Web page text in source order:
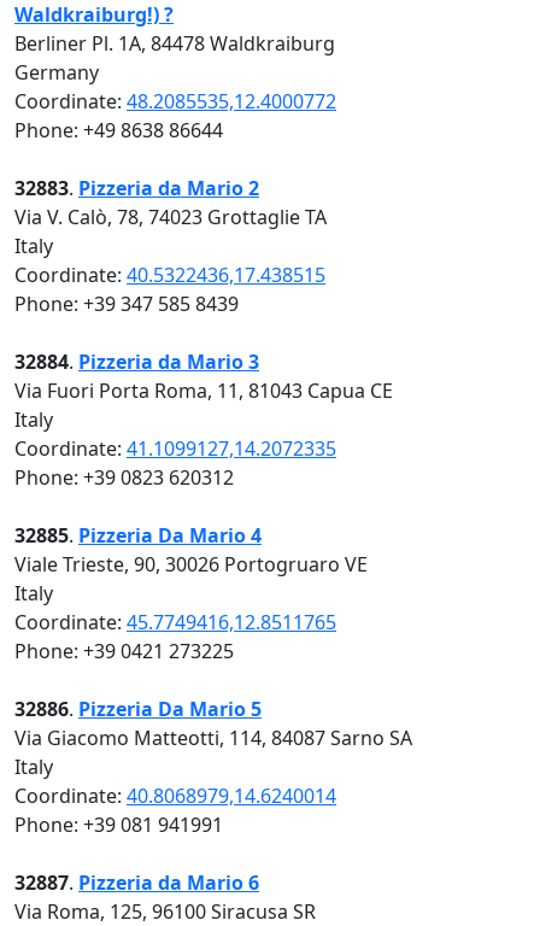
Waldkraiburg!) ?
Berliner Pl. 1A, 84478 Waldkraiburg
Germany
Coordinate: 48.2085535,12.4000772
Phone: +49 8638 86644
32883. Pizzeria da Mario 2
Via V. Calò, 78, 74023 Grottaglie TA
Italy
Coordinate: 40.5322436,17.438515
Phone: +39 347 585 8439
32884. Pizzeria da Mario 3
Via Fuori Porta Roma, 11, 81043 Capua CE
Italy
Coordinate: 41.1099127,14.2072335
Phone: +39 0823 620312
32885. Pizzeria Da Mario 4
Viale Trieste, 90, 30026 Portogruaro VE
Italy
Coordinate: 45.7749416,12.8511765
Phone: +39 0421 273225
32886. Pizzeria Da Mario 5
Via Giacomo Matteotti, 114, 84087 Sarno SA
Italy
Coordinate: 40.8068979,14.6240014
Phone: +39 081 941991
32887. Pizzeria da Mario 6
Via Roma, 125, 96100 Siracusa SR